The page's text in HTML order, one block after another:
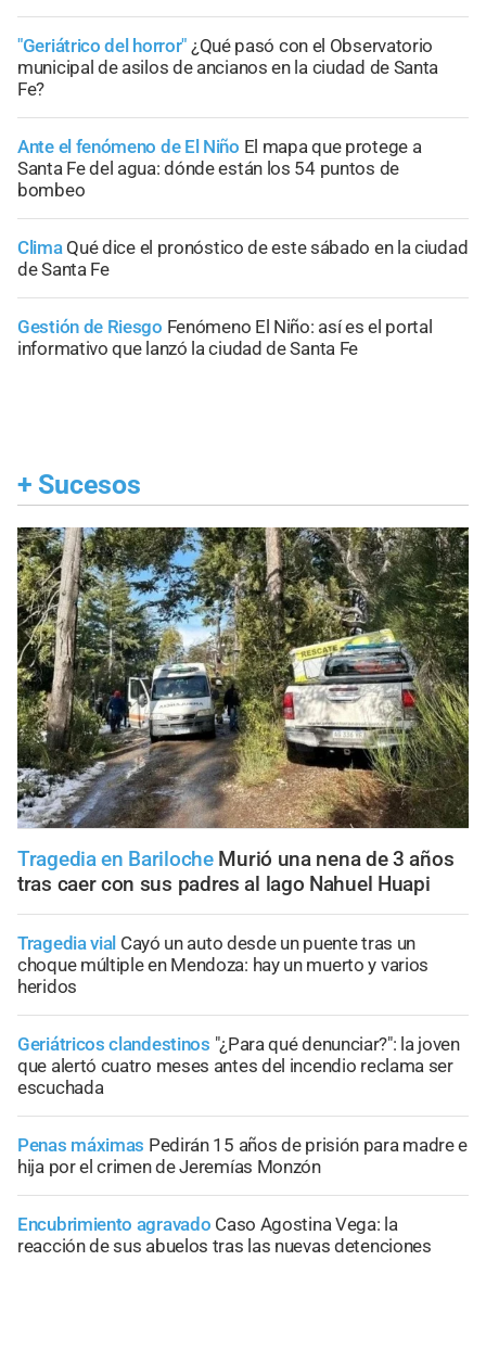
"Geriátrico del horror" ¿Qué pasó con el Observatorio
municipal de asilos de ancianos en la ciudad de Santa
Fe?
Ante el fenómeno de El Niño El mapa que protege a
Santa Fe del agua: dónde están los 54 puntos de
bombeo
Clima Qué dice el pronóstico de este sábado en la ciudad
de Santa Fe
Gestión de Riesgo Fenómeno El Niño: así es el portal
informativo que lanzó la ciudad de Santa Fe
+ Sucesos
Tragedia en Bariloche Murió una nena de 3 años
tras caer con sus padres al lago Nahuel Huapi
Tragedia vial Cayó un auto desde un puente tras un
choque múltiple en Mendoza: hay un muerto y varios
heridos
Geriátricos clandestinos "¿Para qué denunciar?": la joven
que alertó cuatro meses antes del incendio reclama ser
escuchada
Penas máximas Pedirán 15 años de prisión para madre e
hija por el crimen de Jeremías Monzón
Encubrimiento agravado Caso Agostina Vega: la
reacción de sus abuelos tras las nuevas detenciones